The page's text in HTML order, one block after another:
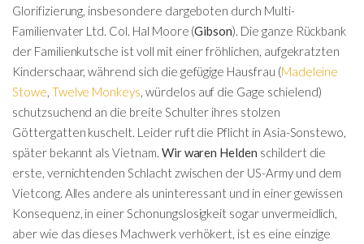
Glorifizierung, insbesondere dargeboten durch Multi-
Familienvater Ltd. Col. Hal Moore (Gibson). Die ganze Rückbank
der Familienkutsche ist voll mit einer fröhlichen, aufgekratzten
Kinderschaar, während sich die gefügige Hausfrau (Madeleine
Stowe Twelve Monkeys , würdelos auf die Gage schielend)
schutzsuchend an die breite Schulter ihres stolzen
Göttergatten kuschelt. Leider ruft die Pflicht in Asia-Sonstewo,
später bekannt als Vietnam. Wir waren Helden schildert die
erste, vernichtenden Schlacht zwischen der US-Army und dem
Vietcong. Alles andere als uninteressant und in einer gewissen
Konsequenz, in einer Schonungslosigkeit sogar unvermeidlich,
aber wie das dieses Machwerk verhökert, ist es eine einzige